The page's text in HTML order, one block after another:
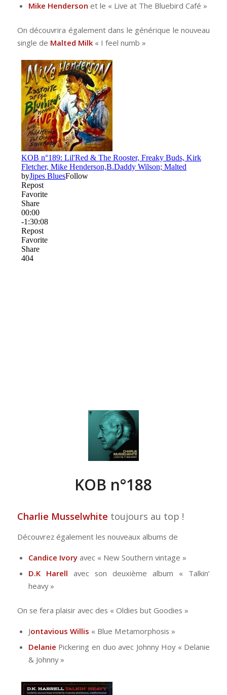
Mike Henderson et le « Live at The Bluebird Café »
On découvrira également dans le générique le nouveau
single de Malted Milk« I feel numb »
KOB n°188
Charlie Musselwhite toujours au top !
Découvrez également les nouveaux albums de
Candice Ivoryavec « New Southern vintage »
D.K Harell avec son deuxième album « Talkin’
heavy »
On se fera plaisir avec des « Oldies but Goodies »
Jontavious Willis « Blue Metamorphosis »
Delanie Pickering en duo avec Johnny Hoy « Delanie
& Johnny »